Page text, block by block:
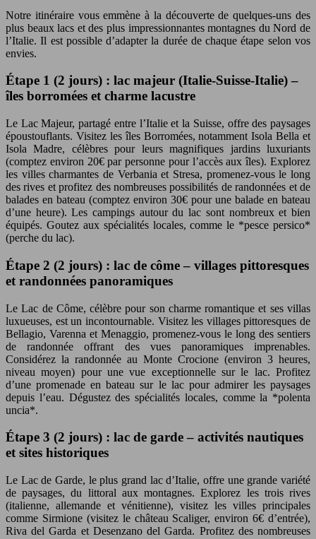
Notre itinéraire vous emmène à la découverte de quelques-uns des
plus beaux lacs et des plus impressionnantes montagnes du Nord de
l’Italie. Il est possible d’adapter la durée de chaque étape selon vos
envies.
Étape 1 (2 jours) : lac majeur (Italie-Suisse-Italie) –
îles borromées et charme lacustre
Le Lac Majeur, partagé entre l’Italie et la Suisse, offre des paysages
époustouflants. Visitez les îles Borromées, notamment Isola Bella et
Isola Madre, célèbres pour leurs magnifiques jardins luxuriants
(comptez environ 20€ par personne pour l’accès aux îles). Explorez
les villes charmantes de Verbania et Stresa, promenez-vous le long
des rives et profitez des nombreuses possibilités de randonnées et de
balades en bateau (comptez environ 30€ pour une balade en bateau
d’une heure). Les campings autour du lac sont nombreux et bien
équipés. Goutez aux spécialités locales, comme le *pesce persico*
(perche du lac).
Étape 2 (2 jours) : lac de côme – villages pittoresques
et randonnées panoramiques
Le Lac de Côme, célèbre pour son charme romantique et ses villas
luxueuses, est un incontournable. Visitez les villages pittoresques de
Bellagio, Varenna et Menaggio, promenez-vous le long des sentiers
de randonnée offrant des vues panoramiques imprenables.
Considérez la randonnée au Monte Crocione (environ 3 heures,
niveau moyen) pour une vue exceptionnelle sur le lac. Profitez
d’une promenade en bateau sur le lac pour admirer les paysages
depuis l’eau. Dégustez des spécialités locales, comme la *polenta
uncia*.
Étape 3 (2 jours) : lac de garde – activités nautiques
et sites historiques
Le Lac de Garde, le plus grand lac d’Italie, offre une grande variété
de paysages, du littoral aux montagnes. Explorez les trois rives
(italienne, allemande et vénitienne), visitez les villes principales
comme Sirmione (visitez le château Scaliger, environ 6€ d’entrée),
Riva del Garda et Desenzano del Garda. Profitez des nombreuses